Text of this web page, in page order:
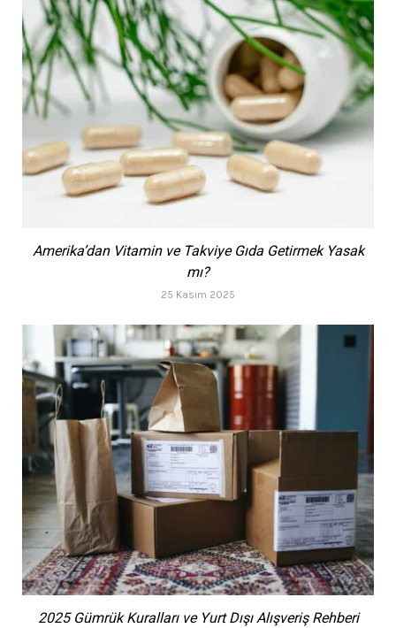
Amerika’dan Vitamin ve Takviye Gıda Getirmek Yasak
mı?
25 Kasım 2025
2025 Gümrük Kuralları ve Yurt Dışı Alışveriş Rehberi